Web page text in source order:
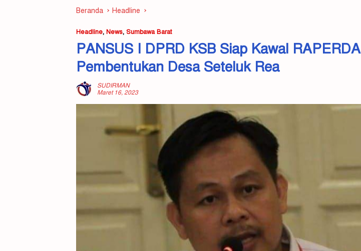
Beranda Headline
Headline, News, Sumbawa Barat
PANSUS I DPRD KSB Siap Kawal RAPERDA
Pembentukan Desa Seteluk Rea
SUDIRMAN
Maret 16, 2023